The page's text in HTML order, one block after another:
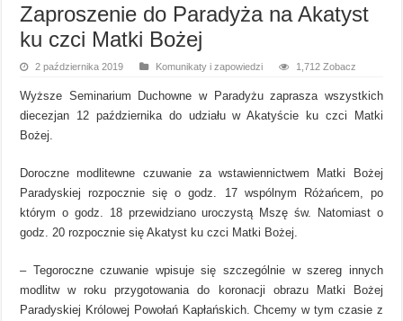
Zaproszenie do Paradyża na Akatyst
ku czci Matki Bożej
2 października 2019 Komunikaty i zapowiedzi 1,712 Zobacz
Wyższe Seminarium Duchowne w Paradyżu zaprasza wszystkich
diecezjan 12 października do udziału w Akatyście ku czci Matki
Bożej.
Doroczne modlitewne czuwanie za wstawiennictwem Matki Bożej
Paradyskiej rozpocznie się o godz. 17 wspólnym Różańcem, po
którym o godz. 18 przewidziano uroczystą Mszę św. Natomiast o
godz. 20 rozpocznie się Akatyst ku czci Matki Bożej.
– Tegoroczne czuwanie wpisuje się szczególnie w szereg innych
modlitw w roku przygotowania do koronacji obrazu Matki Bożej
Paradyskiej Królowej Powołań Kapłańskich. Chcemy w tym czasie z